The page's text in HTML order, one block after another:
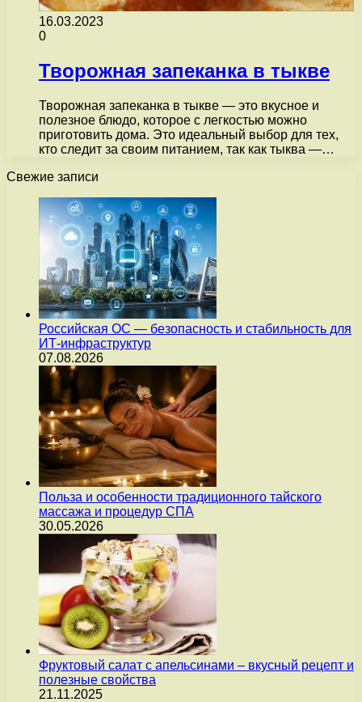
16.03.2023
0
Творожная запеканка в тыкве
Творожная запеканка в тыкве — это вкусное и
полезное блюдо, которое с легкостью можно
приготовить дома. Это идеальный выбор для тех,
кто следит за своим питанием, так как тыква —…
Свежие записи
Российская ОС — безопасность и стабильность для
ИТ-инфраструктур
07.08.2026
Польза и особенности традиционного тайского
массажа и процедур СПА
30.05.2026
Фруктовый салат с апельсинами – вкусный рецепт и
полезные свойства
21.11.2025